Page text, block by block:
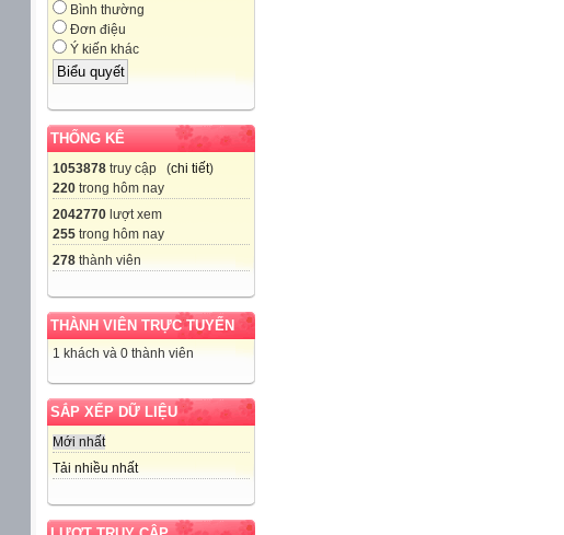
Bình thường
Đơn điệu
Ý kiến khác
THỐNG KÊ
1053878 truy cập (chi tiết)
220 trong hôm nay
2042770 lượt xem
255 trong hôm nay
278 thành viên
THÀNH VIÊN TRỰC TUYẾN
1 khách và 0 thành viên
SẮP XẾP DỮ LIỆU
Mới nhất
Tải nhiều nhất